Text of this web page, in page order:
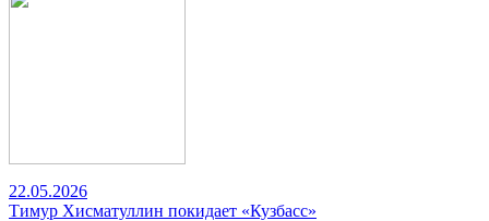
22.05.2026
Тимур Хисматуллин покидает «Кузбасс»